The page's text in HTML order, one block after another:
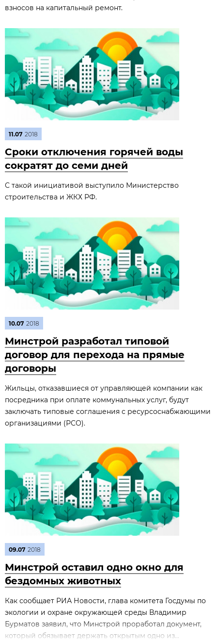
взносов на капитальный ремонт.
11.07 2018
Сроки отключения горячей воды
сократят до семи дней
С такой инициативой выступило Министерство
строительства и ЖКХ РФ.
10.07 2018
Минстрой разработал типовой
договор для перехода на прямые
договоры
Жильцы, отказавшиеся от управляющей компании как
посредника при оплате коммунальных услуг, будут
заключать типовые соглашения с ресурсоснабжающими
организациями (РСО).
09.07 2018
Минстрой оставил одно окно для
бездомных животных
Как сообщает РИА Новости, глава комитета Госдумы по
экологии и охране окружающей среды Владимир
Бурматов заявил, что Минстрой проработал документ,
который обязывает держать открытым одно из...